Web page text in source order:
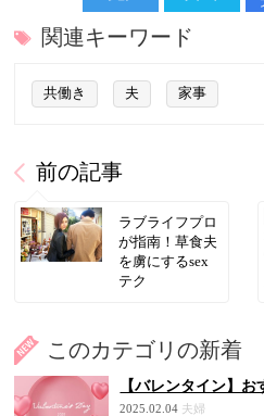
関連キーワード
共働き 夫 家事
前の記事
ラブライフプロ
が指南！草食夫
を虜にするsex
テク
このカテゴリの新着
【バレンタイン】
2025.02.04 夫婦